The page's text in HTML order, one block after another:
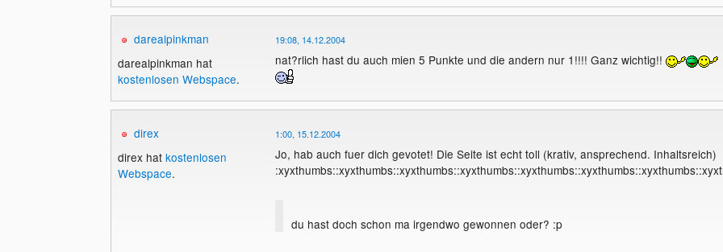
darealpinkman
darealpinkman hat
kostenlosen Webspace.
19:08, 14.12.2004
nat?rlich hast du auch mien 5 Punkte und die andern nur 1!!!! Ganz wichtig!!
direx
direx hat kostenlosen
Webspace.
1:00, 15.12.2004
Jo, hab auch fuer dich gevotet! Die Seite ist echt toll (krativ, ansprechend. Inhaltsreich)
du hast doch schon ma irgendwo gewonnen oder? :p